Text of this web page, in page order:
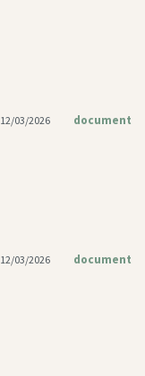
12/03/2026 document
12/03/2026 document